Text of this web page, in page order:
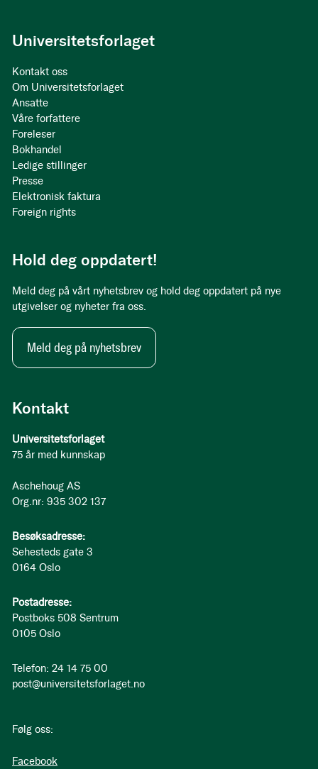
Kontakt
Universitetsforlaget
75 år med kunnskap
Aschehoug AS
Org.nr: 935 302 137
Besøksadresse:
Sehesteds gate 3
0164 Oslo
Postadresse:
Postboks 508 Sentrum
0105 Oslo
Telefon: 24 14 75 00
post@universitetsforlaget.no
Følg oss:
Facebook
Universitetsforlaget
Kontakt oss
Om Universitetsforlaget
Ansatte
Våre forfattere
Foreleser
Bokhandel
Ledige stillinger
Presse
Elektronisk faktura
Foreign rights
Hold deg oppdatert!
Meld deg på vårt nyhetsbrev og hold deg oppdatert på nye
utgivelser og nyheter fra oss.
Meld deg på nyhetsbrev